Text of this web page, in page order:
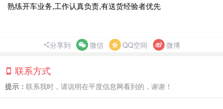
熟练开车业务,工作认真负责,有送货经验者优先
分享到 微信 QQ空间 微博
联系方式
提示： 联系我时，请说明在平度信息网看到的，谢谢！